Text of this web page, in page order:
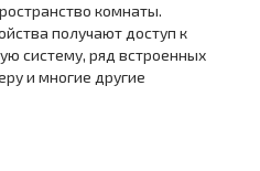
комнаты.
получают доступ к
систему, ряд встроенных
и многие другие